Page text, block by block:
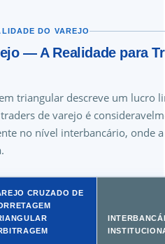
DO VAREJO
— A Realidade para
triangular descreve um lucro
de varejo é
no nível interbancário, onde
CRUZADO DE